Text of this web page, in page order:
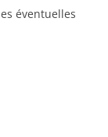
éventuelles